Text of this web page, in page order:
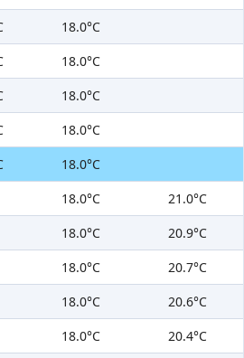
18.0°C
18.0°C
18.0°C
18.0°C
18.0°C
18.0°C
21.0°C
18.0°C
20.9°C
18.0°C
20.7°C
18.0°C
20.6°C
18.0°C
20.4°C